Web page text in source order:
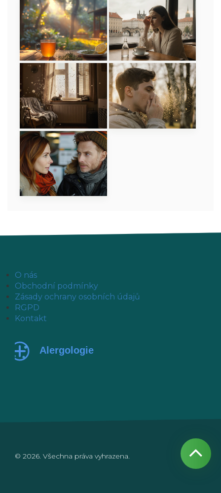
O nás
Obchodní podmínky
Zásady ochrany osobních údajů
RGPD
Kontakt
© 2026. Všechna práva vyhrazena.